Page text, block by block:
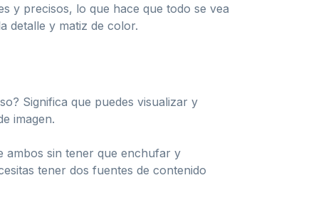
y precisos, lo que hace que todo se vea
detalle y matiz de color.
Significa que puedes visualizar y
imagen.
ambos sin tener que enchufar y
tener dos fuentes de contenido